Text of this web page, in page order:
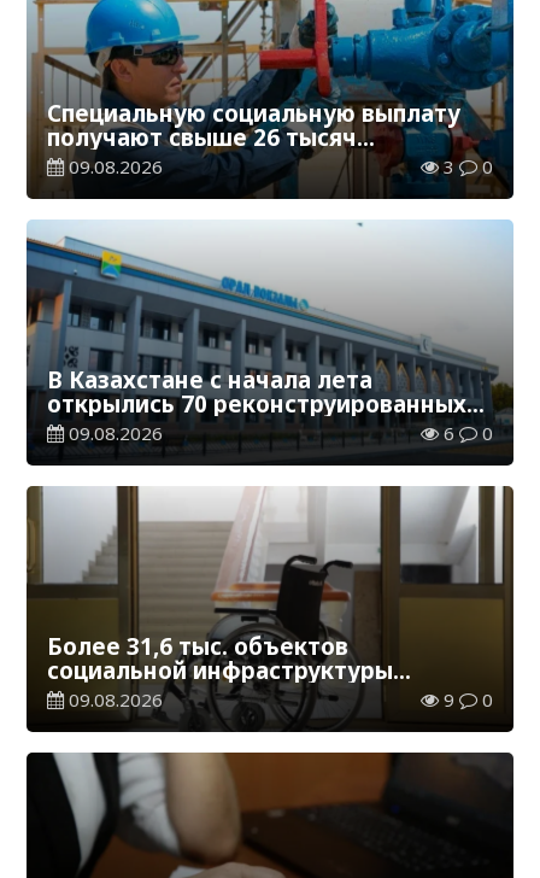
Специальную социальную выплату
получают свыше 26 тысяч
работников, занятых во вредных
условиях труда
09.08.2026 3 0
В Казахстане с начала лета
открылись 70 реконструированных
железнодорожных вокзалов
09.08.2026 6 0
Более 31,6 тыс. объектов
социальной инфраструктуры
адаптированы для лиц с
инвалидностью
09.08.2026 9 0